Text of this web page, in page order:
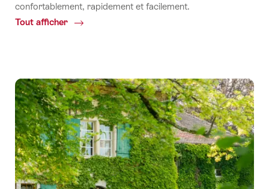
confortablement, rapidement et facilement.
Tout afficher
Common.Of